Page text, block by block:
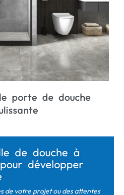
de douche coulissante
incurvée
de douche à
développer
de votre projet ou des attentes